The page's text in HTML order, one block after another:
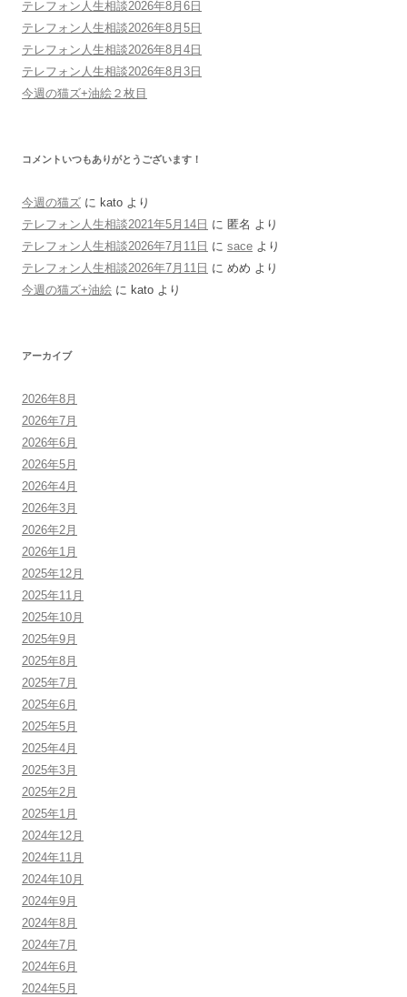
テレフォン人生相談2026年8月6日
テレフォン人生相談2026年8月5日
テレフォン人生相談2026年8月4日
テレフォン人生相談2026年8月3日
今週の猫ズ+油絵２枚目
コメントいつもありがとうございます！
今週の猫ズ に kato より
テレフォン人生相談2021年5月14日 に 匿名 より
テレフォン人生相談2026年7月11日 に sace より
テレフォン人生相談2026年7月11日 に めめ より
今週の猫ズ+油絵 に kato より
アーカイブ
2026年8月
2026年7月
2026年6月
2026年5月
2026年4月
2026年3月
2026年2月
2026年1月
2025年12月
2025年11月
2025年10月
2025年9月
2025年8月
2025年7月
2025年6月
2025年5月
2025年4月
2025年3月
2025年2月
2025年1月
2024年12月
2024年11月
2024年10月
2024年9月
2024年8月
2024年7月
2024年6月
2024年5月